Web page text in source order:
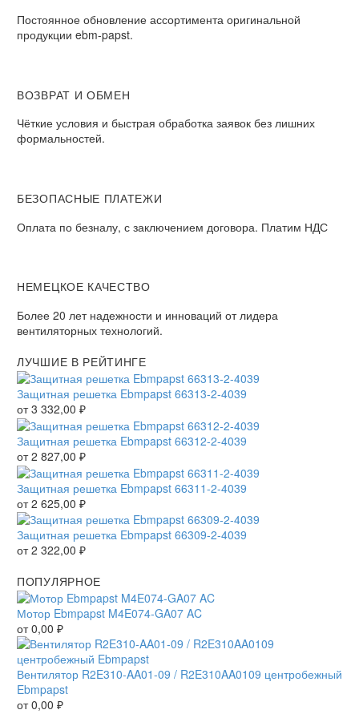
Постоянное обновление ассортимента оригинальной
продукции ebm-papst.
ВОЗВРАТ И ОБМЕН
Чёткие условия и быстрая обработка заявок без лишних
формальностей.
БЕЗОПАСНЫЕ ПЛАТЕЖИ
Оплата по безналу, с заключением договора. Платим НДС
НЕМЕЦКОЕ КАЧЕСТВО
Более 20 лет надежности и инноваций от лидера
вентиляторных технологий.
ЛУЧШИЕ В РЕЙТИНГЕ
Защитная решетка Ebmpapst 66313-2-4039
от3 332,00 ₽
Защитная решетка Ebmpapst 66312-2-4039
от2 827,00 ₽
Защитная решетка Ebmpapst 66311-2-4039
от2 625,00 ₽
Защитная решетка Ebmpapst 66309-2-4039
от2 322,00 ₽
ПОПУЛЯРНОЕ
Мотор Ebmpapst M4E074-GA07 AC
от0,00 ₽
Вентилятор R2E310-AA01-09 / R2E310AA0109 центробежный
Ebmpapst
от0,00 ₽